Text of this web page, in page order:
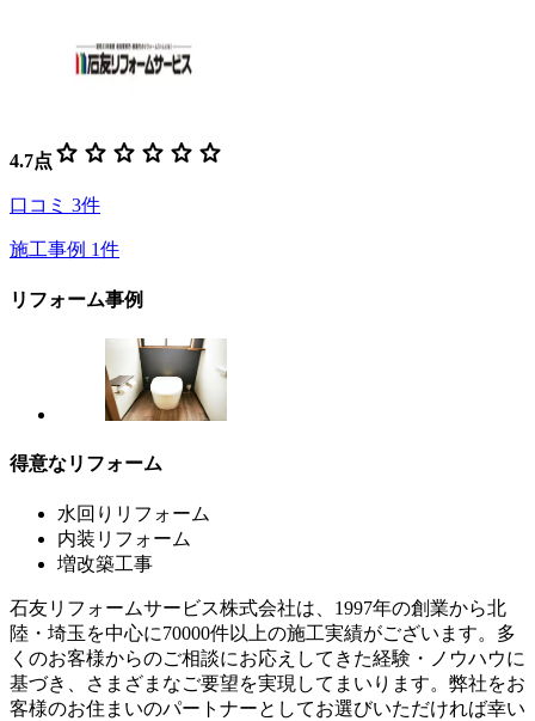
4.7点 star star star star star star
口コミ 3件
施工事例 1件
リフォーム事例
得意なリフォーム
水回りリフォーム
内装リフォーム
増改築工事
石友リフォームサービス株式会社は、1997年の創業から北
陸・埼玉を中心に70000件以上の施工実績がございます。多
くのお客様からのご相談にお応えしてきた経験・ノウハウに
基づき、さまざまなご要望を実現してまいります。弊社をお
客様のお住まいのパートナーとしてお選びいただければ幸い